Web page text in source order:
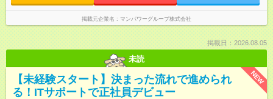
掲載元企業名 マンパワーグループ株式会社
掲載日：2026.08.05
未読
NEW
【未経験スタート】決まった流れで進められ
る！ITサポートで正社員デビュー